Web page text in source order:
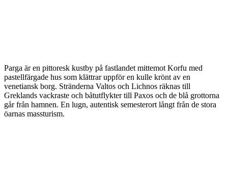
Parga är en pittoresk kustby på fastlandet mittemot Korfu med
pastellfärgade hus som klättrar uppför en kulle krönt av en
venetiansk borg. Stränderna Valtos och Lichnos räknas till
Greklands vackraste och båtutflykter till Paxos och de blå grottorna
går från hamnen. En lugn, autentisk semesterort långt från de stora
öarnas massturism.